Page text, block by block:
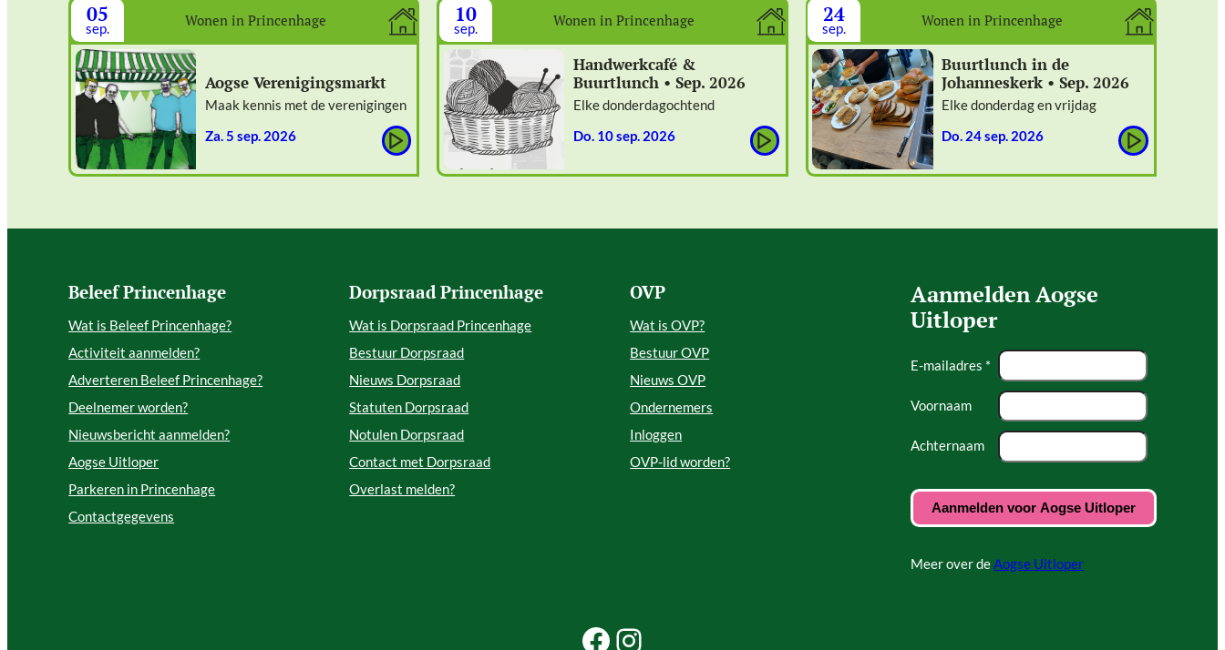
05
sep. Wonen in Princenhage
Aogse Verenigingsmarkt
Maak kennis met de verenigingen
za. 5 sep. 2026
10
sep. Wonen in Princenhage
Handwerkcafé &
Buurtlunch • Sep. 2026
Elke donderdagochtend
do. 10 sep. 2026
24
sep. Wonen in Princenhage
Buurtlunch in de
Johanneskerk • Sep. 2026
Elke donderdag en vrijdag
do. 24 sep. 2026
Beleef Princenhage
Wat is Beleef Princenhage?
Activiteit aanmelden?
Adverteren Beleef Princenhage?
Deelnemer worden?
Nieuwsbericht aanmelden?
Aogse Uitloper
Parkeren in Princenhage
Contactgegevens
Dorpsraad Princenhage
Wat is Dorpsraad Princenhage
Bestuur Dorpsraad
Nieuws Dorpsraad
Statuten Dorpsraad
Notulen Dorpsraad
Contact met Dorpsraad
Overlast melden?
OVP
Wat is OVP?
Bestuur OVP
Nieuws OVP
Ondernemers
Inloggen
OVP-lid worden?
Aanmelden Aogse
Uitloper
E-mailadres *
Voornaam
Achternaam
Meer over deAogse Uitloper
Facebook Beleef Princenhage
Instagram Beleef Princenhage